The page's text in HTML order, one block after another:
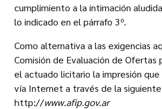
cumplimiento a la intimación
lo indicado en el párrafo 3º.
Como alternativa a las exigencias
Comisión de Evaluación de Ofertas
el actuado licitario la impresión
vía Internet a través de la siguiente
http://www.afip.gov.ar